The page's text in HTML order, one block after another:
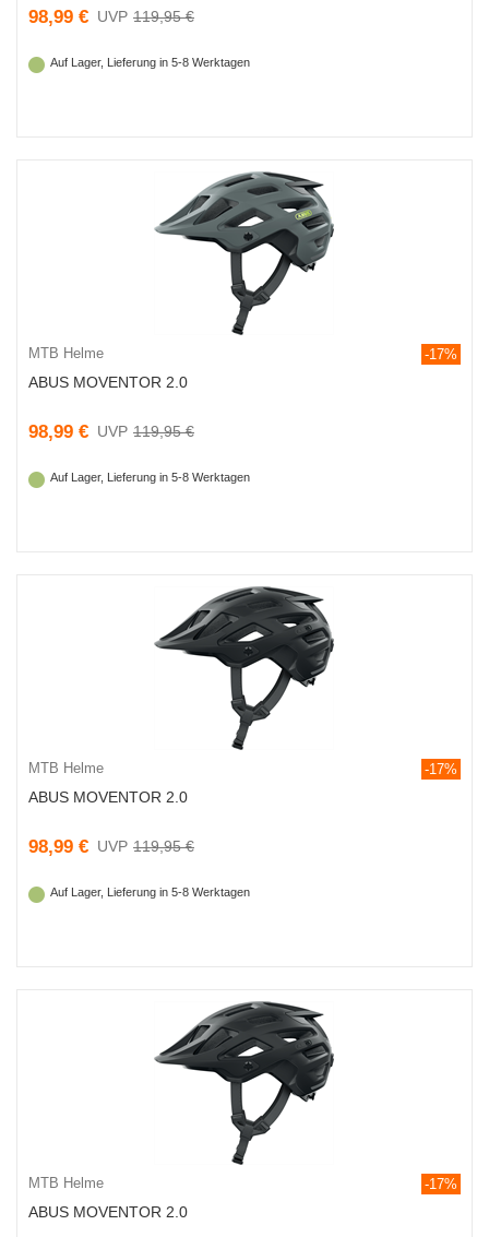
98,99 € 119,95 €
Auf Lager, Lieferung in 5-8 Werktagen
MTB Helme -17%
ABUS MOVENTOR 2.0
98,99 € 119,95 €
Auf Lager, Lieferung in 5-8 Werktagen
MTB Helme -17%
ABUS MOVENTOR 2.0
98,99 € 119,95 €
Auf Lager, Lieferung in 5-8 Werktagen
MTB Helme -17%
ABUS MOVENTOR 2.0